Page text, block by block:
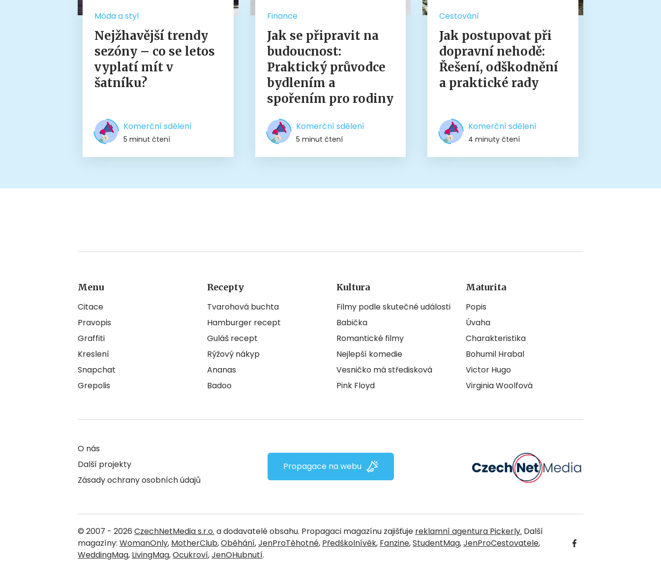
Móda a styl
Nejžhavější trendy
sezóny – co se letos
vyplatí mít v
šatníku?
Komerční sdělení
5 minut čtení
Finance
Jak se připravit na
budoucnost:
Praktický průvodce
bydlením a
spořením pro rodiny
Komerční sdělení
5 minut čtení
Cestování
Jak postupovat při
dopravní nehodě:
Řešení, odškodnění
a praktické rady
Komerční sdělení
4 minuty čtení
Menu
Citace
Pravopis
Graffiti
Kreslení
Snapchat
Grepolis
Recepty
Tvarohová buchta
Hamburger recept
Guláš recept
Rýžový nákyp
Ananas
Badoo
Kultura
Filmy podle skutečné události
Babička
Romantické filmy
Nejlepší komedie
Vesničko má středisková
Pink Floyd
Maturita
Popis
Úvaha
Charakteristika
Bohumil Hrabal
Victor Hugo
Virginia Woolfová
O nás
Další projekty
Zásady ochrany osobních údajů
Propagace na webu
© 2007 - 2026 CzechNetMedia s.r.o. a dodavatelé obsahu. Propagaci magazínu zajišťuje reklamní agentura Pickerly. Další
magazíny: WomanOnly, MotherClub,Oběhání,JenProTěhotné, Předškolnívěk, Fanzine,StudentMag,JenProCestovatele,
WeddingMag, LivingMag,Ocukroví,JenOHubnutí.